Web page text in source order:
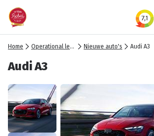
Home Operational lease Nieuwe auto's Audi A3
Audi A3